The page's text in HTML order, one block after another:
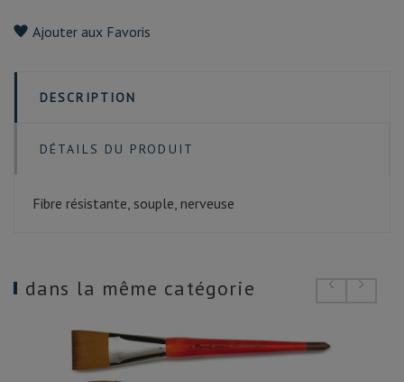
Ajouter aux Favoris
DESCRIPTION
DÉTAILS DU PRODUIT
Fibre résistante, souple, nerveuse
dans la même catégorie